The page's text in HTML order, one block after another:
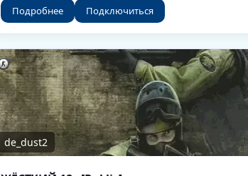
Подробнее Подключиться
de_dust2